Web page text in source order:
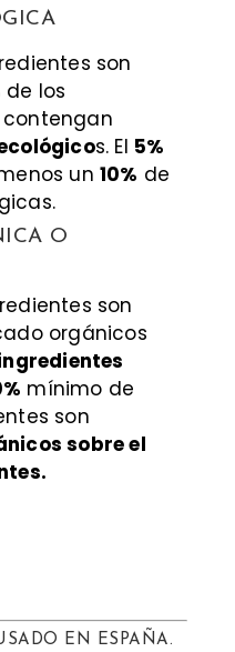
son
de los
s. El 5%
un 10% de
O
son
orgánicos
mínimo de
son
sobre el
EN ESPAÑA.